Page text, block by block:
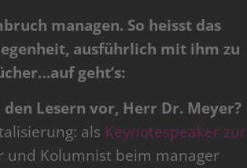
managen. So heisst das
ausführlich mit ihm zu
geht’s:
Lesern vor, Herr Dr. Meyer?
als Keynotespeaker zur
und Kolumnist beim manager